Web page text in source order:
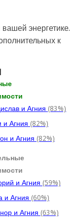
энергетике.
к
и Агния(83%)
и Агния(82%)
и Агния(82%)
и Агния(59%)
и Агния(60%)
и Агния(63%)